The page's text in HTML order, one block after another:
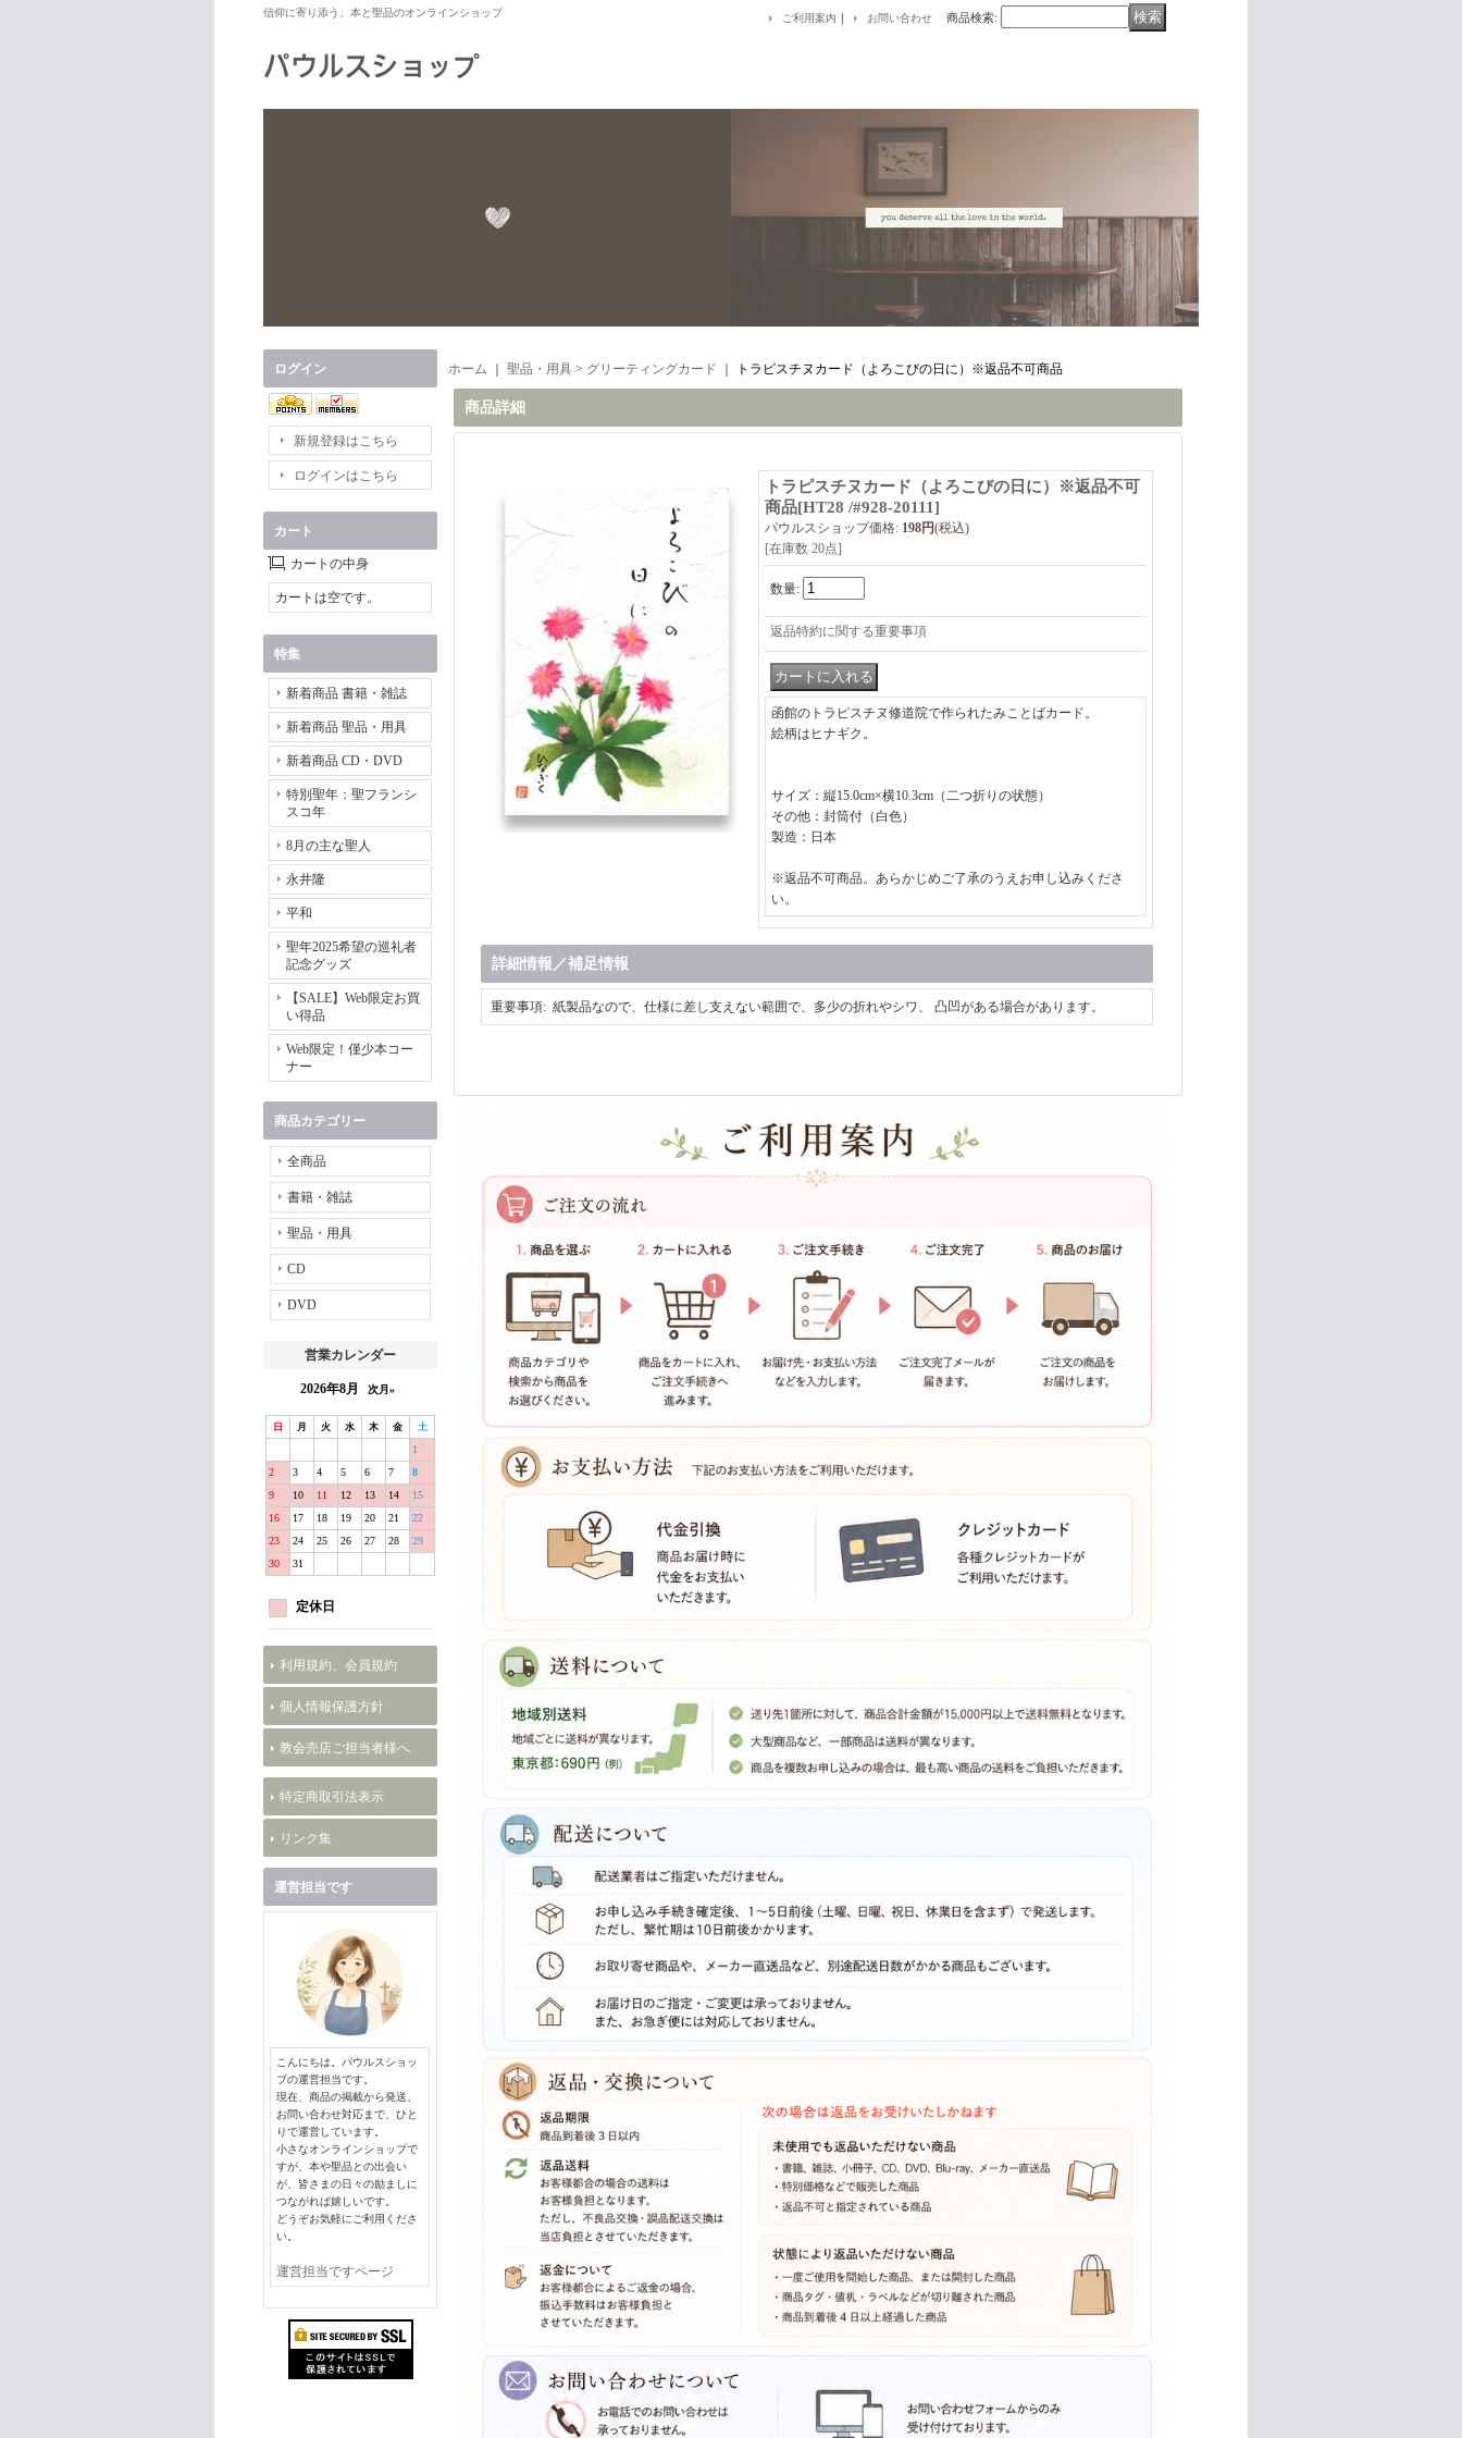
信仰に寄り添う、本と聖品のオンラインショップ ご利用案内 ｜ お問い合わせ 商品検索:
ログイン
新規登録はこちら
ログインはこちら
カート
カートの中身
カートは空です。
特集
新着商品 書籍・雑誌
新着商品 聖品・用具
新着商品 CD・DVD
特別聖年：聖フランシ
スコ年
8月の主な聖人
永井隆
平和
聖年2025希望の巡礼者
記念グッズ
【SALE】Web限定お買
い得品
Web限定！僅少本コー
ナー
商品カテゴリー
全商品
書籍・雑誌
聖品・用具
CD
DVD
営業カレンダー
2026年8月 次月»
日 月 火 水 木 金 土
1
2
3 4 5 6 7
8
9
10 11 12 13 14
15
16
17 18 19 20 21
22
23
24 25 26 27 28
29
30
31
定休日
利用規約、会員規約
個人情報保護方針
教会売店ご担当者様へ
特定商取引法表示
リンク集
運営担当です
こんにちは。パウルスショッ
プの運営担当です。
現在、商品の掲載から発送、
お問い合わせ対応まで、ひと
りで運営しています。
小さなオンラインショップで
すが、本や聖品との出会い
が、皆さまの日々の励ましに
つながれば嬉しいです。
どうぞお気軽にご利用くださ
い。
運営担当ですページ
ホーム 聖品・用具 > グリーティングカード トラピスチヌカード（よろこびの日に）※返品不可商品
商品詳細
トラピスチヌカード（よろこびの日に）※返品不可
商品[HT28 /#928-20111]
パウルスショップ価格: 198円(税込)
[在庫数 20点]
数量:
返品特約に関する重要事項
函館のトラピスチヌ修道院で作られたみことばカード。
絵柄はヒナギク。
サイズ：縦15.0cm×横10.3cm（二つ折りの状態）
その他：封筒付（白色）
製造：日本
※返品不可商品。あらかじめご了承のうえお申し込みくださ
い。
詳細情報／補足情報
重要事項: 紙製品なので、仕様に差し支えない範囲で、多少の折れやシワ、 凸凹がある場合があります。